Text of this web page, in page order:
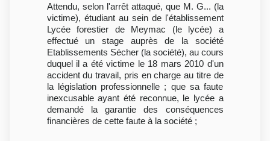
Attendu, selon l'arrêt attaqué, que M. G... (la
victime), étudiant au sein de l'établissement
Lycée forestier de Meymac (le lycée) a
effectué un stage auprès de la société
Etablissements Sécher (la société), au cours
duquel il a été victime le 18 mars 2010 d'un
accident du travail, pris en charge au titre de
la législation professionnelle ; que sa faute
inexcusable ayant été reconnue, le lycée a
demandé la garantie des conséquences
financières de cette faute à la société ;